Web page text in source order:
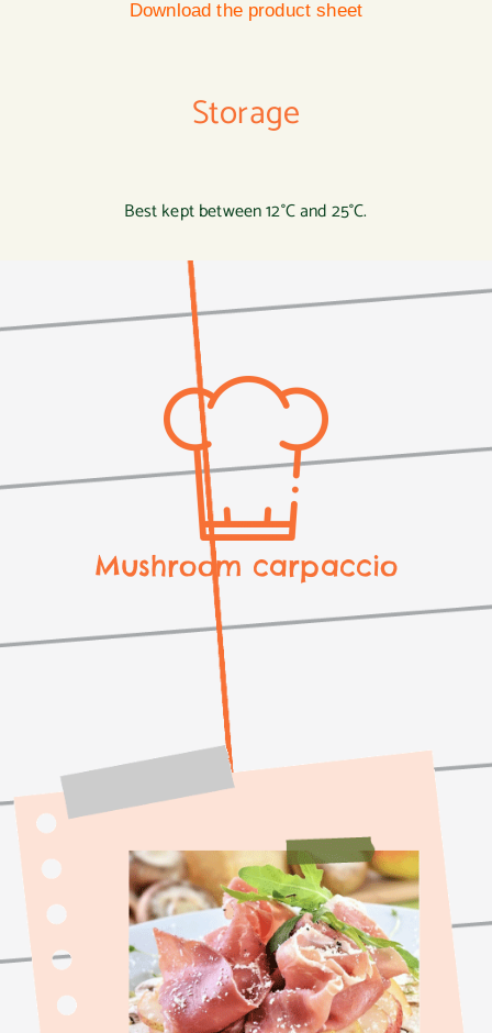
Download the product sheet
Storage
Best kept between 12°C and 25°C.
Mushroom carpaccio